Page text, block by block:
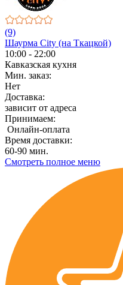
(9)
Шаурма City (на Ткацкой)
10:00 - 22:00
Кавказская кухня
Мин. заказ:
Нет
Доставка:
зависит от адреса
Принимаем:
Онлайн-оплата
Время доставки:
60-90 мин.
Смотреть полное меню